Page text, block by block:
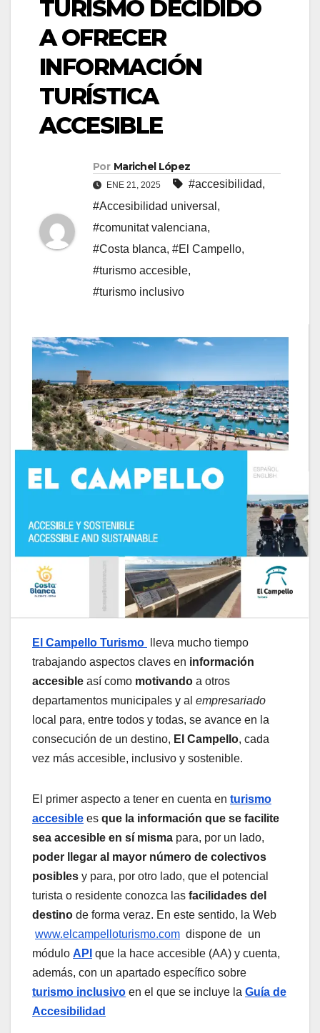
TURISMO DECIDIDO
A OFRECER
INFORMACIÓN
TURÍSTICA
ACCESIBLE
Por Marichel López
ENE 21, 2025 #accesibilidad,
#Accesibilidad universal ,
#comunitat valenciana,
#Costa blanca, #El Campello,
#turismo accesible,
#turismo inclusivo
El Campello Turismo
lleva mucho tiempo
trabajando aspectos claves en información
accesible así como motivando a otros
departamentos municipales y al empresariado
local para, entre todos y todas, se avance en la
consecución de un destino, El Campello, cada
vez más accesible, inclusivo y sostenible.
El primer aspecto a tener en cuenta en turismo
accesible es que la información que se facilite
sea accesible en sí misma para, por un lado,
poder llegar al mayor número de colectivos
posibles y para, por otro lado, que el potencial
turista o residente conozca las facilidades del
destino de forma veraz. En este sentido, la Web
www.elcampell oturismo.com dispone de un
módulo API que la hace accesible (AA) y cuenta,
además, con un apartado específico sobre
turismo inclusivo en el que se incluye la Guía de
Accesibilidad